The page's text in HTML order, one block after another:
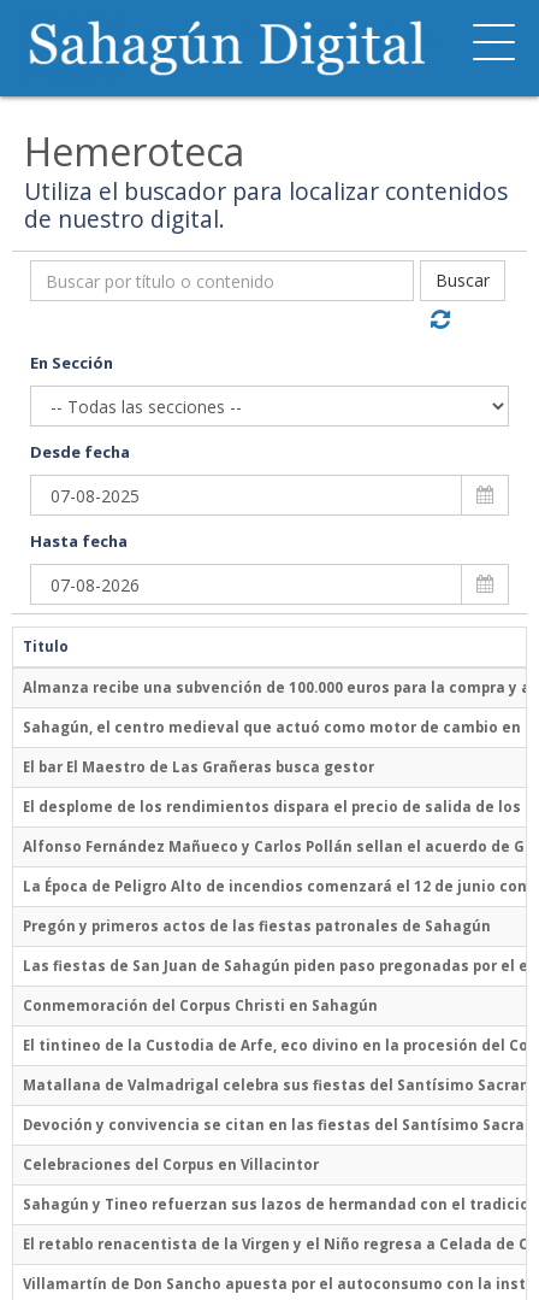
Hemeroteca
Utiliza el buscador para localizar contenidos
de nuestro digital.
Buscar
En Sección
Desde fecha
Hasta fecha
Titulo
Almanza recibe una subvención de 100.000 euros para la compra y
Sahagún, el centro medieval que actuó como motor de cambio en
El bar El Maestro de Las Grañeras busca gestor
El desplome de los rendimientos dispara el precio de salida de los
Alfonso Fernández Mañueco y Carlos Pollán sellan el acuerdo de
La Época de Peligro Alto de incendios comenzará el 12 de junio
Pregón y primeros actos de las fiestas patronales de Sahagún
Las fiestas de San Juan de Sahagún piden paso pregonadas por el
Conmemoración del Corpus Christi en Sahagún
El tintineo de la Custodia de Arfe, eco divino en la procesión del
Matallana de Valmadrigal celebra sus fiestas del Santísimo
Devoción y convivencia se citan en las fiestas del Santísimo
Celebraciones del Corpus en Villacintor
Sahagún y Tineo refuerzan sus lazos de hermandad con el
El retablo renacentista de la Virgen y el Niño regresa a Celada de
Villamartín de Don Sancho apuesta por el autoconsumo con la